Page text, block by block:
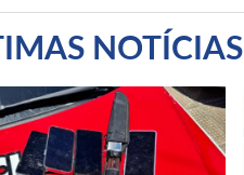
NOTÍCIAS